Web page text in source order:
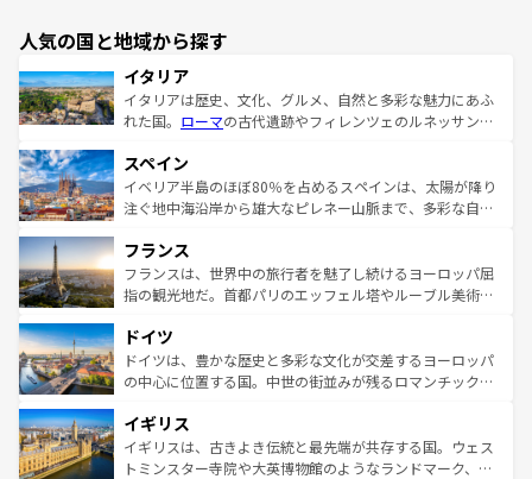
人気の国と地域から探す
イタリア
イタリアは歴史、文化、グルメ、自然と多彩な魅力にあふ
れた国。 ローマの古代遺跡やフィレンツェのルネッサンス
ろん、トスカーナの美しい田園風景やアマルフィ海岸の絶
景など、自然景観も見逃せない。観光の合間には、本場の
ピザやパスタなど、絶品のイタリア料理を堪能することも
ませてくれるイタリアで、忘れられない旅をしてみよう！
なお、新着のイタリア情報はコンテンツ一覧 を参照してほ
しい。
スペイン
イベリア半島のほぼ80％を占めるスペインは、太陽が降り
注ぐ地中海沿岸から雄大なピレネー山脈まで、多彩な自然
文化が根付くこの国では、情熱的なフラメンコ、熱気あふ
れる闘牛、そして美味しいタパスが生活の一部となってい
る。首都マドリードの洗練された雰囲気や、バルセロナの
の城塞都市、穏やかなビーチリゾートまで多彩な表情を見
せる。地方によって風土や気候が異なるスペインはその個
性で訪れる人を魅了する。 なお、新着のスペイン情報はコ
フランス
フランスは、世界中の旅行者を魅了し続けるヨーロッパ屈
指の観光地だ。首都パリのエッフェル塔やルーブル美術館
で、幅広い魅力が詰まっている。華麗な宮殿、歴史的な大
聖堂、美しいビーチ、そして豊かな自然が、訪れる者を心
から魅了する。また、フランスは美食の国としても知ら
いる。シャンパンの発祥地であるランス、プロヴァンスの
香り高いラベンダー畑など、多彩な楽しみ方が可能だ。さ
らに、パリ以外の地域にも魅力が溢れており、どの街角に
ドイツ
ドイツは、豊かな歴史と多彩な文化が交差するヨーロッパ
の中心に位置する国。中世の街並みが残るロマンチック街
顔を持つこの国は、どこを歩いても飽きることがない。ベ
ルリンの文化的活気、バイエルン州のアルプスの絶景、そ
してライン川沿いのワイン畑といった風景は必見。ビール
イギリス
イギリスは、古きよき伝統と最先端が共存する国。ウェス
トミンスター寺院や大英博物館のようなランドマーク、歴